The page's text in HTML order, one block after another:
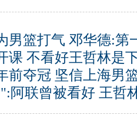
男篮打气 邓华德:第
课 不看好王哲林是
前夺冠 坚信上海男
阿联曾被看好 王哲